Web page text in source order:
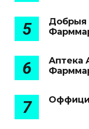
5
Добрыя
6
Аптека
7